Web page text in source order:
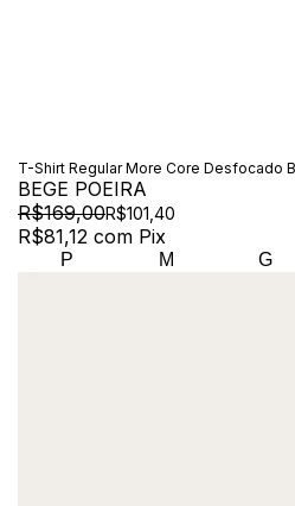
T-Shirt Regular More Core Desfocado
BEGE POEIRA
R$169,00R$101,40
R$81,12 com Pix
P M G